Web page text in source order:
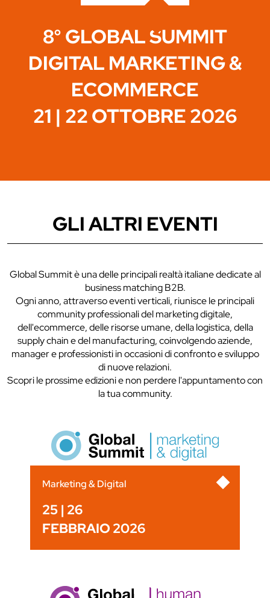
8° GLOBAL SUMMIT
DIGITAL MARKETING &
ECOMMERCE
21 | 22 OTTOBRE 2026
GLI ALTRI EVENTI
Global Summit è una delle principali realtà italiane dedicate al
business matching B2B.
Ogni anno, attraverso eventi verticali, riunisce le principali
community professionali del marketing digitale,
dell'ecommerce, delle risorse umane, della logistica, della
supply chain e del manufacturing, coinvolgendo aziende,
manager e professionisti in occasioni di confronto e sviluppo
di nuove relazioni.
Scopri le prossime edizioni e non perdere l'appuntamento con
la tua community.
Marketing & Digital
25 | 26
FEBBRAIO 2026